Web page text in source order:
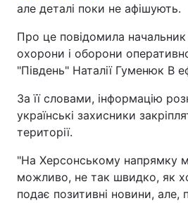
але деталі поки не афішують.
Про це повідомила
охорони і оборони
"Південь" Наталії Гуменюк В
За її словами, інформацію
українські захисники
території.
"На Херсонському напрямку
можливо, не так швидко, як
подає позитивні новини, але,